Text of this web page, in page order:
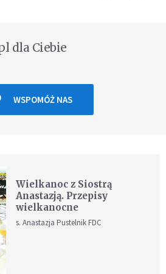
dla Ciebie
WSPOMÓŻ NAS
Wielkanoc z Siostrą
Anastazją. Przepisy
wielkanocne
s. Anastazja Pustelnik FDC